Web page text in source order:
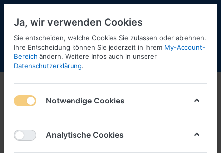
Menü Anmelden Shopaktualisierung
Ja, wir verwenden Cookies
Sie entscheiden, welche Cookies Sie zulassen oder ablehnen.
Ihre Entscheidung können Sie jederzeit in Ihrem My-Account-
Bereich ändern. Weitere Infos auch in unserer
Datenschutzerklärung.
Notwendige Cookies
Analytische Cookies